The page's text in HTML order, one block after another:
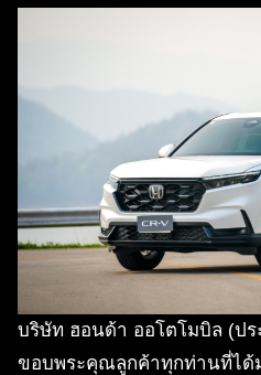
บริษัท ฮอนด้า ออโตโมบิล (ปร
ขอบพระคุณลูกค้าทุกท่านที่ได้